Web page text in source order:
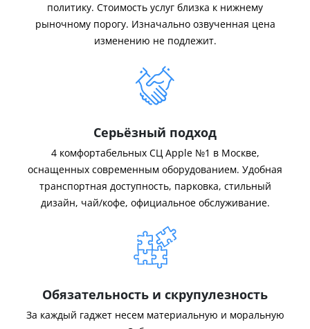
политику. Стоимость услуг близка к нижнему
рыночному порогу. Изначально озвученная цена
изменению не подлежит.
Серьёзный подход
4 комфортабельных СЦ Apple №1 в Москве,
оснащенных современным оборудованием. Удобная
транспортная доступность, парковка, стильный
дизайн, чай/кофе, официальное обслуживание.
Обязательность и скрупулезность
За каждый гаджет несем материальную и моральную